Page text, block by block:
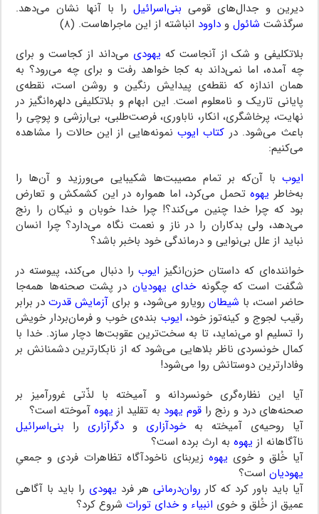
دیرین و جدال‌های قومی بنی‌اسرائیلرا با آنها نشان می‌دهد.
سرگذشت شائول وداوود انباشته از این ماجراهاست‌. (۸)
بلاتکلیفی و شک‌ از‌ آنجاست که‌ یهودی می‌داند از کجاست و برای
چه آمده، اما نمی‌داند به کجا خواهد رفت و برای چه می‌رود؟ به
همان اندازه‌ که نقطه‌ی پیدایش رنگین و روشن است،‌ نقطه‌ی
پایانی تاریک و نامعلوم است‌. این‌ ابهام‌ و بلاتکلیفی دلهره‌انگیز در
نهایت، پرخاشگری، انکار، ناباوری، فرصت‌طلبی، بی‌ارزشی و پوچی را
باعث می‌شود. در کتاب ایوب ‌ نمونه‌هایی‌‌ ‌‌از‌ این حالات را مشاهده
می‌کنیم:
ایوب با آن‌که بر تمام مصیبت‌ها شکیبایی می‌ورزید و آن‌ها را‌
به‌خاطر‌ یهوه‌ تحمل می‌کرد، اما همواره در این کشمکش و تعارض
بود که چرا خدا چنین می‌کند؟! چرا خدا خوبان‌ و نیکان را رنج
می‌دهد، ولی بدکاران را در ناز و نعمت نگاه می‌دارد؟ چرا انسان‌
نباید از علل بی‌نوایی‌ و درماندگی‌ خود باخبر باشد؟
خواننده‌ای که داستان حزن‌انگیز ایوبرا دنبال می‌کند، پیوسته در
شگفت است که چگونه‌خدای یهودیان در پشت صحنه‌ها همه‌جا
حاضر است، با شیطان رویارو می‌شود، و برای آزمایش قدرتدر برابر
رقیب لجوج و کینه‌توز‌ خود‌، ایوب بنده‌ی خوب و فرمان‌بردار خویش
را تسلیم او می‌نماید، تا به سخت‌ترین عقوبت‌ها دچار سازد. خدا با
کمال خونسردی ناظر بلاهایی می‌شود که از نابکارترین دشمنانش بر
وفادارترین دوستانش روا می‌شود‌!
آیا‌ این‌ نظاره‌گری خونسردانه و آمیخته با لذّتی غرورآمیز بر
صحنه‌های درد و رنج راقوم یهود به‌ تقلید از یهوه آموخته است؟
آیا روحیه‌ی آمیخته بهخودآزاری و دگرآزاری را بنی‌اسرائیل
ناآگاهانه‌ از یهوه به ارث‌ برده‌ است؟
آیا خُلق و خوی یهوه زیربنای ناخودآگاه تظاهرات فردی و جمعیِ
یهودیان است؟
آیا باید باور کرد که کار روان‌درمانی هر فرد یهودی را باید با آگاهی‌
عمیق از خُلق و خوی انبیاء و خدای تورات ‌ شروع‌ کرد؟